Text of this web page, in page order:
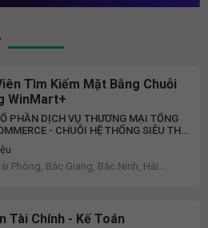
Tìm Kiếm Mặt Bằng Chuỗi
WinMart+
PHẦN DỊCH VỤ THƯƠNG MẠI TỔNG
- CHUỖI HỆ THỐNG SIÊU THỊ
Phòng, Bắc Giang, Bắc Ninh, Hải
Tài Chính - Kế Toán